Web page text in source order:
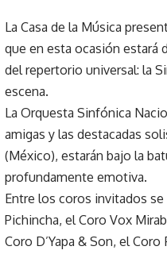
La Casa de la Música
que en esta ocasión estará
del repertorio universal: la
escena.
La Orquesta Sinfónica
amigas y las destacadas
(México), estarán bajo la
profundamente emotiva.
Entre los coros invitados
Pichincha, el Coro Vox
Coro D’Yapa & Son, el